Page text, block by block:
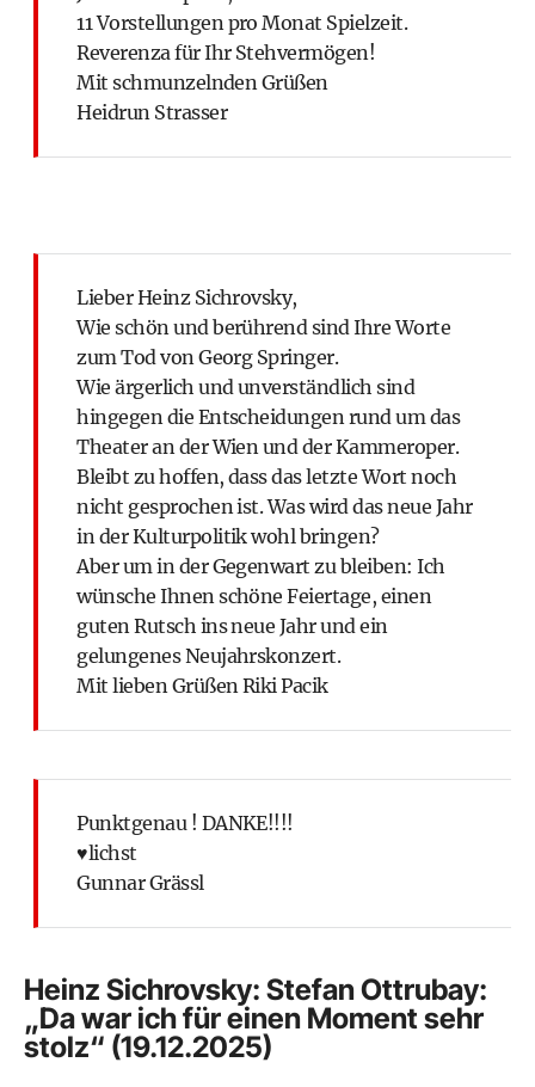
11 Vorstellungen pro Monat Spielzeit.
Reverenza für Ihr Stehvermögen!
Mit schmunzelnden Grüßen
Heidrun Strasser
Lieber Heinz Sichrovsky,
Wie schön und berührend sind Ihre Worte
zum Tod von Georg Springer.
Wie ärgerlich und unverständlich sind
hingegen die Entscheidungen rund um das
Theater an der Wien und der Kammeroper.
Bleibt zu hoffen, dass das letzte Wort noch
nicht gesprochen ist. Was wird das neue Jahr
in der Kulturpolitik wohl bringen?
Aber um in der Gegenwart zu bleiben: Ich
wünsche Ihnen schöne Feiertage, einen
guten Rutsch ins neue Jahr und ein
gelungenes Neujahrskonzert.
Mit lieben Grüßen Riki Pacik
Punktgenau ! DANKE!!!!
♥lichst
Gunnar Grässl
Heinz Sichrovsky: Stefan Ottrubay:
„Da war ich für einen Moment sehr
stolz“ (19.12.2025)